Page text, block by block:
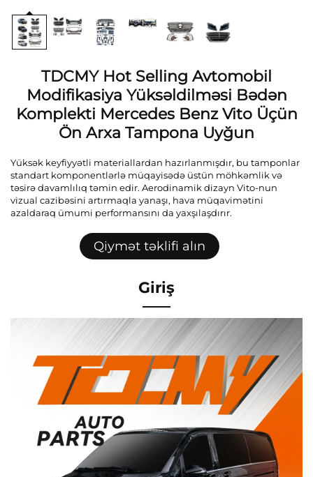
TDCMY Hot Selling Avtomobil
Modifikasiya Yüksəldilməsi Bədən
Komplekti Mercedes Benz Vito Üçün
Ön Arxa Tampona Uyğun
Yüksək keyfiyyətli materiallardan hazırlanmışdır, bu tamponlar
standart komponentlərlə müqayisədə üstün möhkəmlik və
təsirə davamlılıq təmin edir. Aerodinamik dizayn Vito-nun
vizual cazibəsini artırmaqla yanaşı, hava müqavimətini
azaldaraq ümumi performansını da yaxşılaşdırır.
Qiymət təklifi alın
Giriş